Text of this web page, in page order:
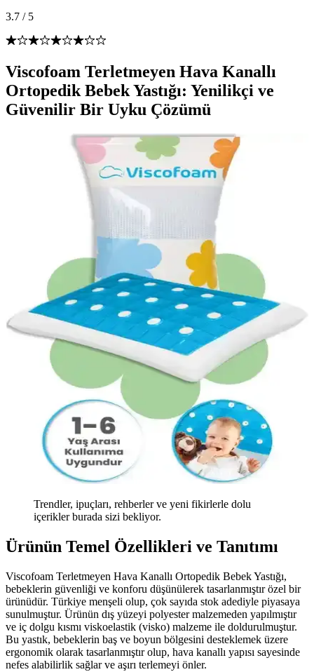
3.7 / 5
Viscofoam Terletmeyen Hava Kanallı
Ortopedik Bebek Yastığı: Yenilikçi ve
Güvenilir Bir Uyku Çözümü
Trendler, ipuçları, rehberler ve yeni fikirlerle dolu
içerikler burada sizi bekliyor.
Ürünün Temel Özellikleri ve Tanıtımı
Viscofoam Terletmeyen Hava Kanallı Ortopedik Bebek Yastığı,
bebeklerin güvenliği ve konforu düşünülerek tasarlanmıştır özel bir
ürünüdür. Türkiye menşeli olup, çok sayıda stok adediyle piyasaya
sunulmuştur. Ürünün dış yüzeyi polyester malzemeden yapılmıştır
ve iç dolgu kısmı viskoelastik (visko) malzeme ile doldurulmuştur.
Bu yastık, bebeklerin baş ve boyun bölgesini desteklemek üzere
ergonomik olarak tasarlanmıştır olup, hava kanallı yapısı sayesinde
nefes alabilirlik sağlar ve aşırı terlemeyi önler.